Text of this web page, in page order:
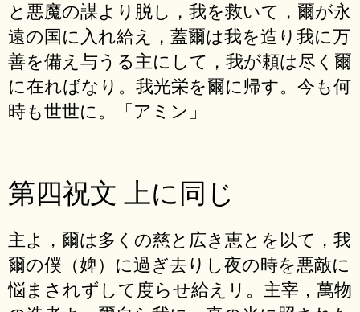
と悪魔の謀より脱し，我を救いて，爾が永
遠の国に入れ給え，蓋爾は我を造り我に万
善を備え与うる主にして，我が頼は尽く爾
に在ればなり。我光栄を爾に帰す。今も何
時も世世に。「アミン」
第四祝文 上に同じ
主よ，爾は多くの慈と広き恵とを以て，我
爾の僕（婢）に過ぎ去りし夜の時を悪敵に
悩まされずして度らせ給えリ。主宰，萬物